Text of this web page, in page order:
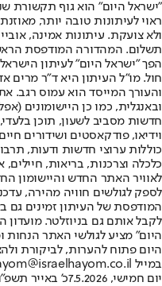
"ישראל היום" הוא גוף תקשורת
ראוי לעיתונות טובה יותר,
ולא צועקת. עיתונות אמינה,
הפך "ישראל היום" לעיתון
חול. מו"ל העיתון היא ד"ר מרים
והעורך המייסד הוא עמוס רגב.
חדשות מסביב לשעון, תוכן
וידיאו, פודקאסטים ושידורים
כוללות ערוצי חדשות ודעות,
לאוויר האתר החדש והיישומון
לספק לגולשים חוויה מהירה,
המודפסת של העיתון זמינים גם
לקבל אותם גם בניוזלטר.
היום" מציע לגולשי האתר הנחות
היום פתוח להערות, לביקורת
במייל hayom@israelhayom.co.il.
יום חמישי, 7.5.2026
כ' באייר